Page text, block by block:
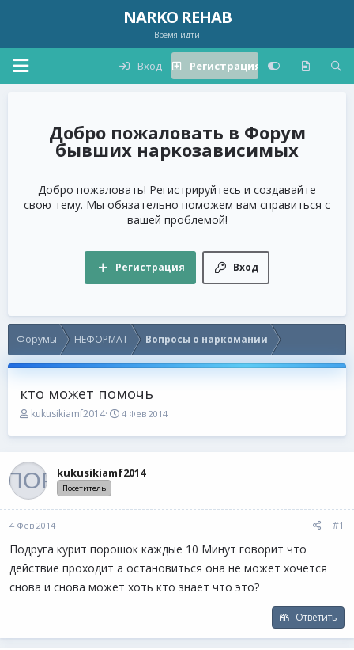
NARKO REHAB
Время идти
Вход Регистрация
Форум
бывших наркозависимых
Добро пожаловать! Регистрируйтесь и создавайте
свою тему. Мы обязательно поможем вам справиться с
вашей проблемой!
Вход
Регистрация
Форумы НЕФОРМАТ Вопросы о наркомании
кто может помочь
А
т
р
т
е
м
ы
kukusikiamf2014
Д
т
а
л
4 Фев 2014
kukusikiamf2014
Посетитель
4 Фев 2014 #1
Подруга курит порошок каждые 10 Минут говорит что
действие проходит а остановиться она не может хочется
снова и снова может хоть кто знает что это?
Ответить